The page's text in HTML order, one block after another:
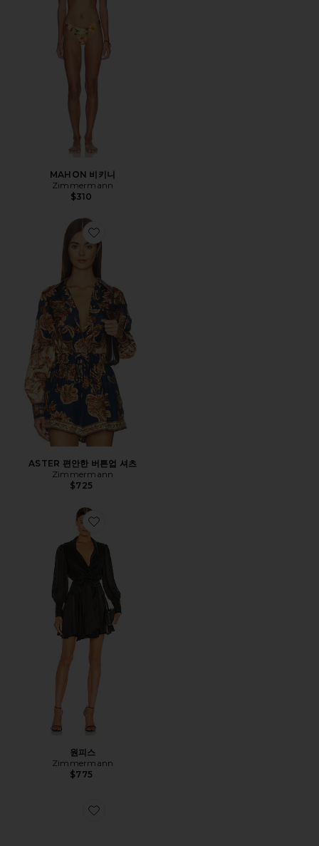
MAHON 비키니
Zimmermann
$310
Favorite ASTER 편안한 버튼업 셔츠
ASTER 편안한 버튼업 셔츠
Zimmermann
$725
Favorite 원피스
원피스
Zimmermann
$775
Favorite ORCHID 슬라이드